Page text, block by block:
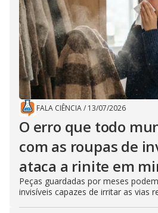
FALA CIÊNCIA/ 13/07/2026
O erro que todo
com as roupas de
ataca a rinite em
Peças guardadas por meses
invisíveis capazes de irritar as vias